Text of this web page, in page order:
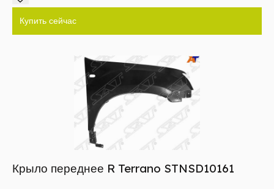
Купить сейчас
Крыло переднее R Terrano STNSD10161